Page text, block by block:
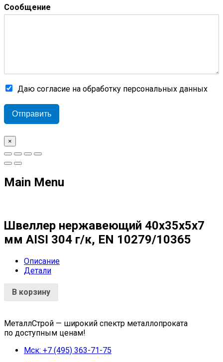
Сообщение
Даю согласие на обработку персональных данных
Отправить
×
Main Menu
Швеллер нержавеющий 40х35х5х7
мм AISI 304 г/к, EN 10279/10365
Описание
Детали
В корзину
МеталлСтрой — широкий спектр металлопроката
по доступным ценам!
Мск: +7 (495) 363-71-75